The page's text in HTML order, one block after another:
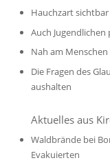
Hauchzart
Auch
Nah am
Die Fragen des
aushalten
Aktuelles aus
Waldbrände bei
Evakuierten